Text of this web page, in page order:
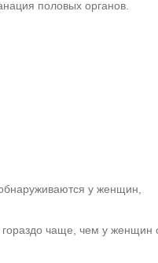
половых органов.
у женщин,
чаще, чем у женщин